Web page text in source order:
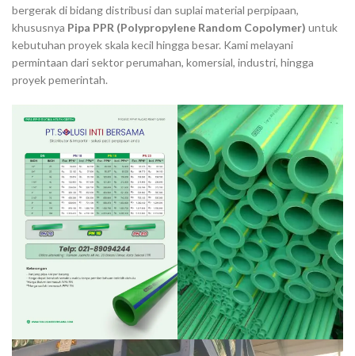
bergerak di bidang distribusi dan suplai material perpipaan,
khususnya Pipa PPR (Polypropylene Random Copolymer) untuk
kebutuhan proyek skala kecil hingga besar. Kami melayani
permintaan dari sektor perumahan, komersial, industri, hingga
proyek pemerintah.